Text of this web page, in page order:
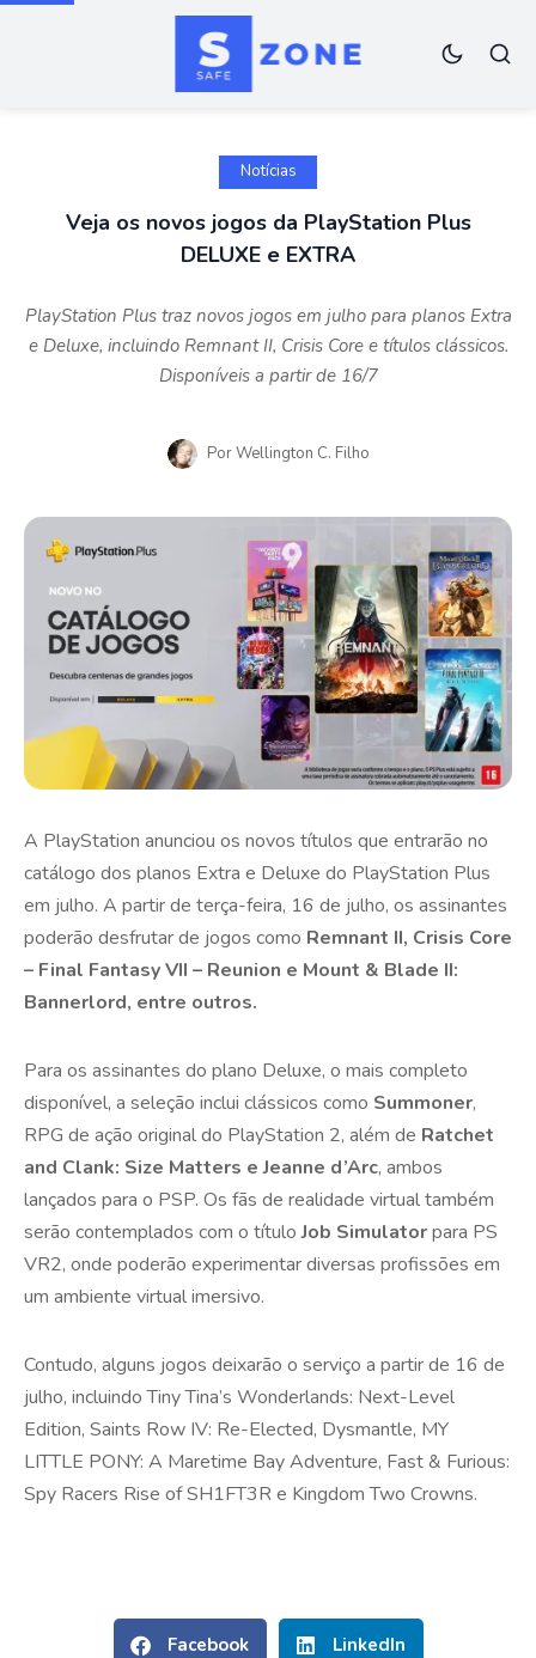
Notícias
Veja os novos jogos da PlayStation Plus
DELUXE e EXTRA
PlayStation Plus traz novos jogos em julho para planos Extra
e Deluxe, incluindo Remnant II, Crisis Core e títulos clássicos.
Disponíveis a partir de 16/7
PorWellington C. Filho
A PlayStation anunciou os novos títulos que entrarão no
catálogo dos planos Extra e Deluxe do PlayStation Plus
em julho. A partir de terça-feira, 16 de julho, os assinantes
poderão desfrutar de jogos como Remnant II, Crisis Core
– Final Fantasy VII – Reunion e Mount & Blade II:
Bannerlord, entre outros.
Para os assinantes do plano Deluxe, o mais completo
disponível, a seleção inclui clássicos como Summoner,
RPG de ação original do PlayStation 2, além de Ratchet
and Clank: Size Matters e Jeanne d’Arc, ambos
lançados para o PSP. Os fãs de realidade virtual também
serão contemplados com o títuloJob Simulatorpara PS
VR2, onde poderão experimentar diversas profissões em
um ambiente virtual imersivo.
Contudo, alguns jogos deixarão o serviço a partir de 16 de
julho, incluindo Tiny Tina’s Wonderlands: Next-Level
Edition, Saints Row IV: Re-Elected, Dysmantle, MY
LITTLE PONY: A Maretime Bay Adventure, Fast & Furious:
Spy Racers Rise of SH1FT3R e Kingdom Two Crowns.
Facebook LinkedIn